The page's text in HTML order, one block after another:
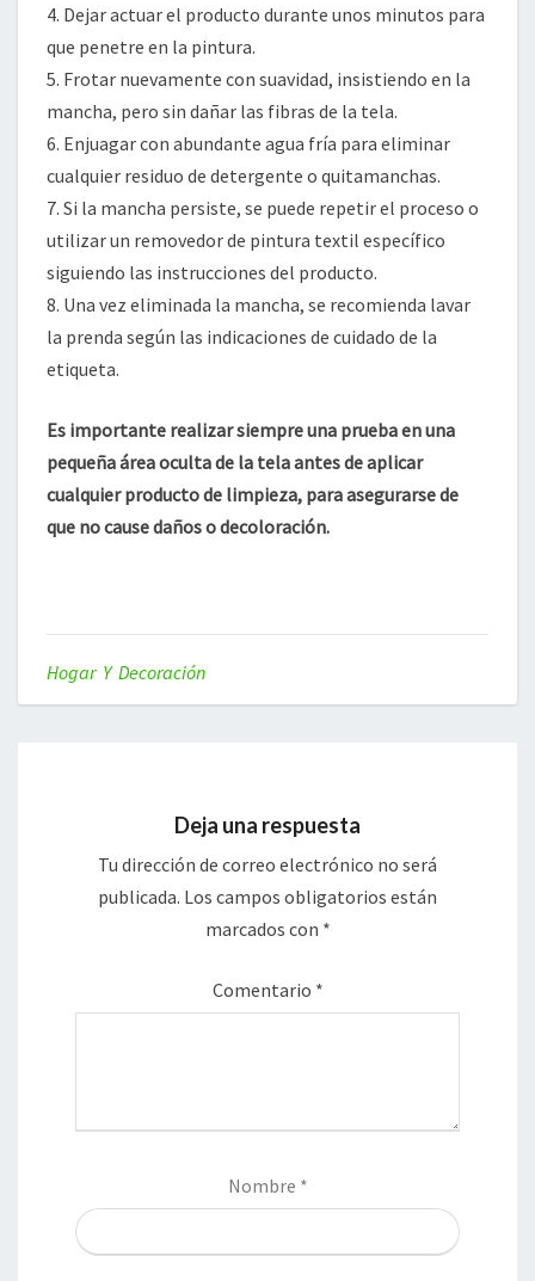
4. Dejar actuar el producto durante unos minutos para
que penetre en la pintura.
5. Frotar nuevamente con suavidad, insistiendo en la
mancha, pero sin dañar las fibras de la tela.
6. Enjuagar con abundante agua fría para eliminar
cualquier residuo de detergente o quitamanchas.
7. Si la mancha persiste, se puede repetir el proceso o
utilizar un removedor de pintura textil específico
siguiendo las instrucciones del producto.
8. Una vez eliminada la mancha, se recomienda lavar
la prenda según las indicaciones de cuidado de la
etiqueta.
Es importante realizar siempre una prueba en una
pequeña área oculta de la tela antes de aplicar
cualquier producto de limpieza, para asegurarse de
que no cause daños o decoloración.
Hogar Y Decoración
Deja una respuesta
Tu dirección de correo electrónico no será
publicada. Los campos obligatorios están
marcados con *
Comentario *
Nombre *